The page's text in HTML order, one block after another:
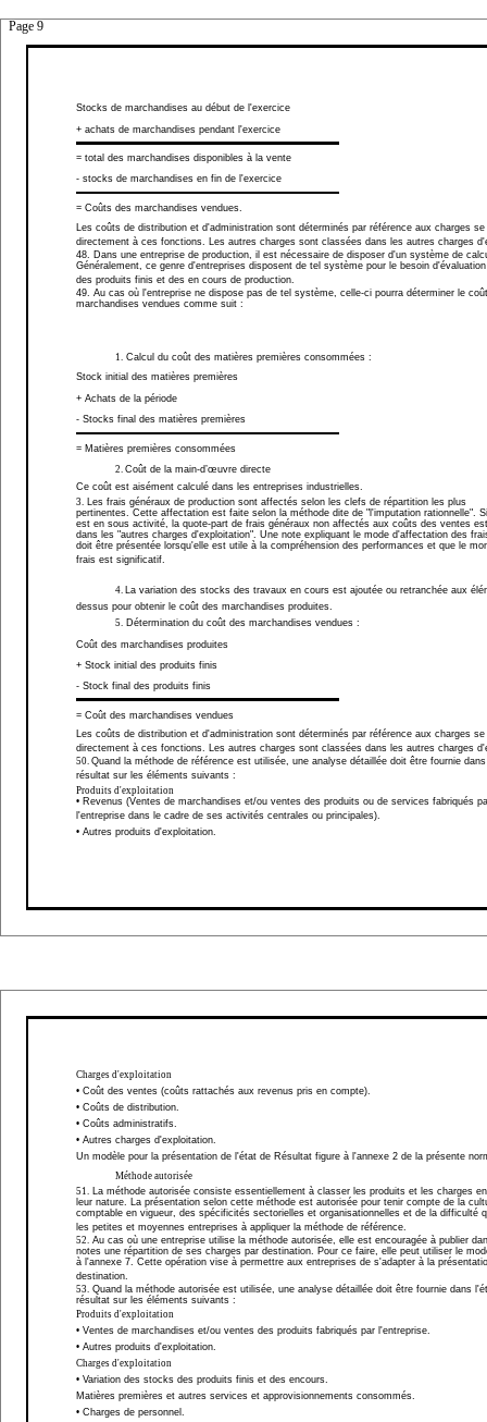
Page 9
Stocks de marchandises au début de l'exercice
+ achats de marchandises pendant l'exercice
= total des marchandises disponibles à la vente
- stocks de marchandises en fin de l'exercice
= Coûts des marchandises vendues.
Les coûts de distribution et d'administration sont déterminés par référence aux charges
directement à ces fonctions. Les autres charges sont classées dans les autres charges
48. Dans une entreprise de production, il est nécessaire de disposer d'un système de
Généralement, ce genre d'entreprises disposent de tel système pour le besoin
des produits finis et des en cours de production.
49. Au cas où l'entreprise ne dispose pas de tel système, celle-ci pourra déterminer le
marchandises vendues comme suit :
1. Calcul du coût des matières premières consommées :
Stock initial des matières premières
+ Achats de la période
- Stocks final des matières premières
= Matières premières consommées
2. Coût de la main-d’œuvre directe
Ce coût est aisément calculé dans les entreprises industrielles.
3. Les frais généraux de production sont affectés selon les clefs de répartition les plus
pertinentes. Cette affectation est faite selon la méthode dite de "l'imputation rationnelle".
est en sous activité, la quote-part de frais généraux non affectés aux coûts des ventes
dans les "autres charges d'exploitation". Une note expliquant le mode d'affectation des
doit être présentée lorsqu'elle est utile à la compréhension des performances et que le
frais est significatif.
4. La variation des stocks des travaux en cours est ajoutée ou retranchée aux
dessus pour obtenir le coût des marchandises produites.
5. Détermination du coût des marchandises vendues :
Coût des marchandises produites
+ Stock initial des produits finis
- Stock final des produits finis
= Coût des marchandises vendues
Les coûts de distribution et d'administration sont déterminés par référence aux charges
directement à ces fonctions. Les autres charges sont classées dans les autres charges
50. Quand la méthode de référence est utilisée, une analyse détaillée doit être fournie
résultat sur les éléments suivants :
Produits d'exploitation
• Revenus (Ventes de marchandises et/ou ventes des produits ou de services fabriqués
l'entreprise dans le cadre de ses activités centrales ou principales).
• Autres produits d'exploitation.
Charges d'exploitation
• Coût des ventes (coûts rattachés aux revenus pris en compte).
• Coûts de distribution.
• Coûts administratifs.
• Autres charges d'exploitation.
Un modèle pour la présentation de l'état de Résultat figure à l'annexe 2 de la présente
Méthode autorisée
51. La méthode autorisée consiste essentiellement à classer les produits et les charges
leur nature. La présentation selon cette méthode est autorisée pour tenir compte de la
comptable en vigueur, des spécificités sectorielles et organisationnelles et de la difficulté
les petites et moyennes entreprises à appliquer la méthode de référence.
52. Au cas où une entreprise utilise la méthode autorisée, elle est encouragée à publier
notes une répartition de ses charges par destination. Pour ce faire, elle peut utiliser le
à l'annexe 7. Cette opération vise à permettre aux entreprises de s'adapter à la
destination.
53. Quand la méthode autorisée est utilisée, une analyse détaillée doit être fournie dans
résultat sur les éléments suivants :
Produits d'exploitation
• Ventes de marchandises et/ou ventes des produits fabriqués par l'entreprise.
• Autres produits d'exploitation.
Charges d'exploitation
• Variation des stocks des produits finis et des encours.
Matières premières et autres services et approvisionnements consommés.
• Charges de personnel.